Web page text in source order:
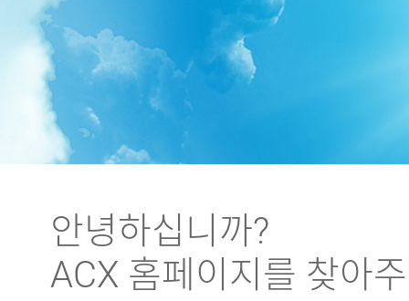
안녕하십니까?
ACX 홈페이지를 찾아